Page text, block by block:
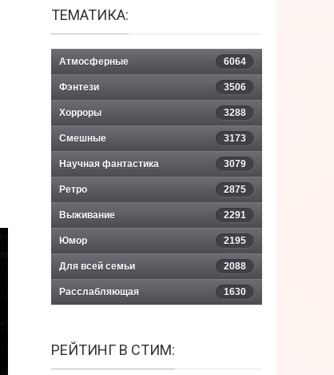
ТЕМАТИКА:
Атмосферные 6064
Фэнтези 3506
Хорроры 3288
Смешные 3173
Научная фантастика 3079
Ретро 2875
Выживание 2291
Юмор 2195
Для всей семьи 2088
Расслабляющая 1630
РЕЙТИНГ В СТИМ: